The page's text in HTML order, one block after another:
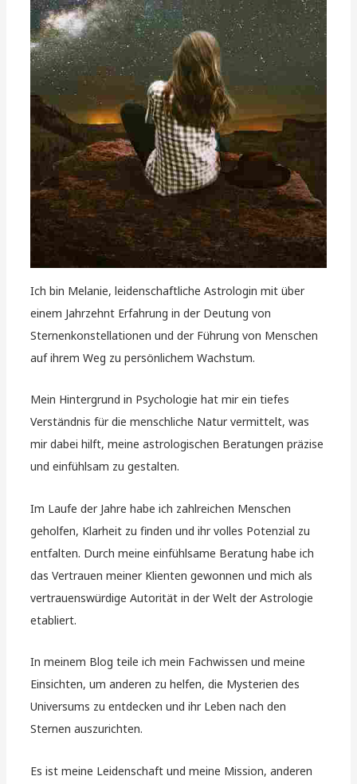
Ich bin Melanie, leidenschaftliche Astrologin mit über
einem Jahrzehnt Erfahrung in der Deutung von
Sternenkonstellationen und der Führung von Menschen
auf ihrem Weg zu persönlichem Wachstum.
Mein Hintergrund in Psychologie hat mir ein tiefes
Verständnis für die menschliche Natur vermittelt, was
mir dabei hilft, meine astrologischen Beratungen präzise
und einfühlsam zu gestalten.
Im Laufe der Jahre habe ich zahlreichen Menschen
geholfen, Klarheit zu finden und ihr volles Potenzial zu
entfalten. Durch meine einfühlsame Beratung habe ich
das Vertrauen meiner Klienten gewonnen und mich als
vertrauenswürdige Autorität in der Welt der Astrologie
etabliert.
In meinem Blog teile ich mein Fachwissen und meine
Einsichten, um anderen zu helfen, die Mysterien des
Universums zu entdecken und ihr Leben nach den
Sternen auszurichten.
Es ist meine Leidenschaft und meine Mission, anderen